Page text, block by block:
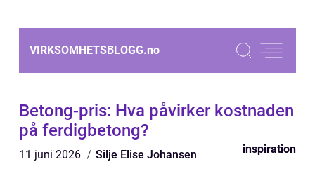
VIRKSOMHETSBLOGG.no
Betong-pris: Hva påvirker kostnaden
på ferdigbetong?
11 juni 2026 Silje Elise Johansen inspiration